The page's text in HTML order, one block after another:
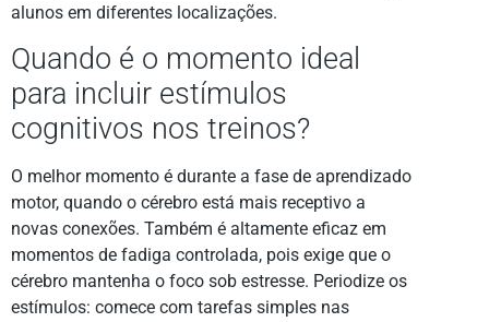
alunos em diferentes localizações.
Quando é o momento ideal
para incluir estímulos
cognitivos nos treinos?
O melhor momento é durante a fase de aprendizado
motor, quando o cérebro está mais receptivo a
novas conexões. Também é altamente eficaz em
momentos de fadiga controlada, pois exige que o
cérebro mantenha o foco sob estresse. Periodize os
estímulos: comece com tarefas simples nas